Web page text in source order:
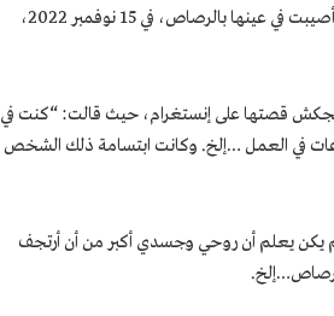
الشابة غزل رنجكش طالبة في كلية الحقوق. والقصة وما فيها هي أنها أصيبت في عينها بالرصاص، في 15 نوفمبر 2022،
قصتها على إنستغرام، حيث قالت: “كنت في
إلى المنزل لأستريح بعد قضاء 4 ساعات في الدراسة و 9 ساعات في العمل …إلخ. وكانت ابتسامة ذلك الشخص
يكن يعلم أن روحي وجسدي أكبر من أن أرتجف